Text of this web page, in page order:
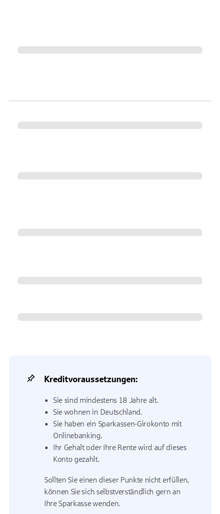
Kreditvoraussetzungen:
Sie sind mindestens 18 Jahre alt.
Sie wohnen in Deutschland.
Sie haben ein Sparkassen-Girokonto mit
Onlinebanking.
Ihr Gehalt oder Ihre Rente wird auf dieses
Konto gezahlt.
Sollten Sie einen dieser Punkte nicht erfüllen,
können Sie sich selbstverständlich gern an
Ihre Sparkasse wenden.